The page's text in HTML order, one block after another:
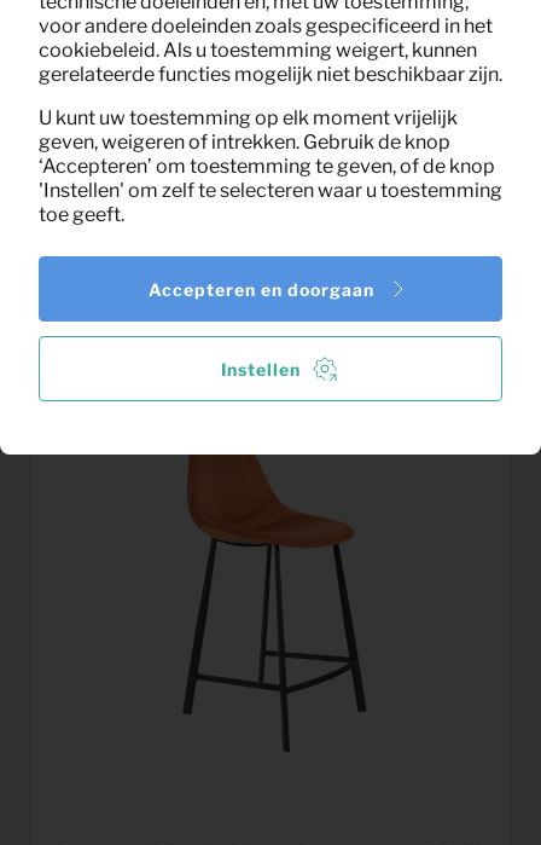
Bureau Ogi A 140×70 (wit)
(excl. BTW)
voor andere doeleinden zoals gespecificeerd in het
cookiebeleid. Als u toestemming weigert, kunnen
gerelateerde functies mogelijk niet beschikbaar zijn.
U kunt uw toestemming op elk moment vrijelijk
geven, weigeren of intrekken. Gebruik de knop
‘Accepteren’ om toestemming te geven, of de knop
'Instellen' om zelf te selecteren waar u toestemming
toe geeft.
Instellen
Accepteren en doorgaan